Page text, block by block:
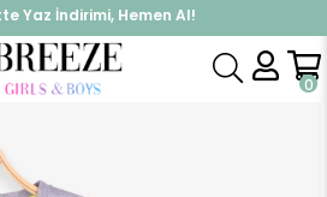
Yaz İndirimi, Hemen Al!
İndirimi Kap, Hemen Üye Ol!
0
Kapri & Şort Takımı Erkek Çocuk Şortlu Takım Baskılı Koyu Gri Melanj (9 Yaş)